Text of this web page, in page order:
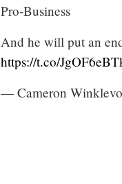
Pro-Business
And he will put an
https://t.co/
— Cameron